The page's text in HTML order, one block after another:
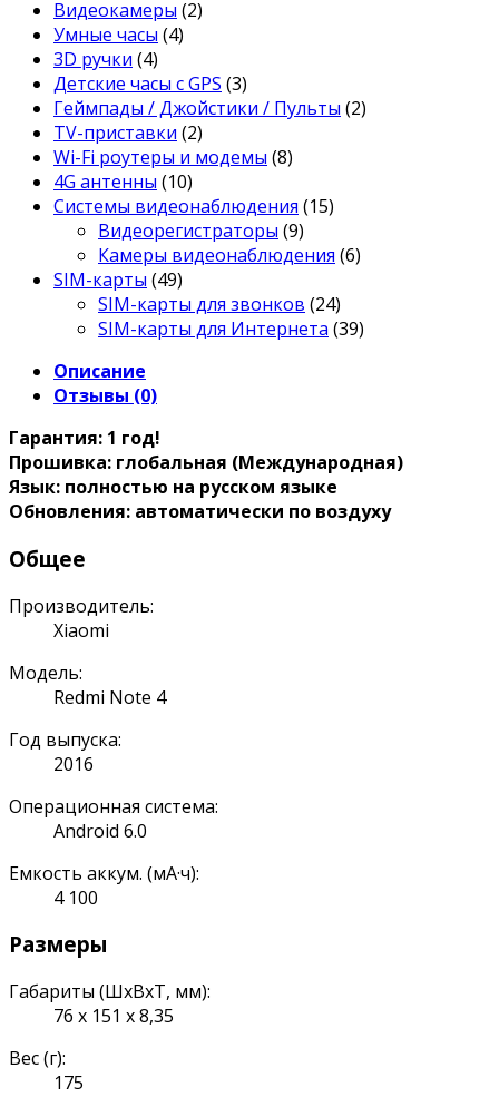
Видеокамеры (2)
Умные часы (4)
3D ручки (4)
Детские часы с GPS (3)
Геймпады / Джойстики / Пульты (2)
TV-приставки (2)
Wi-Fi роутеры и модемы (8)
4G антенны (10)
Системы видеонаблюдения (15)
Видеорегистраторы (9)
Камеры видеонаблюдения (6)
SIM-карты (49)
SIM-карты для звонков (24)
SIM-карты для Интернета (39)
Описание
Отзывы (0)
Гарантия: 1 год!
Прошивка: глобальная (Международная)
Язык: полностью на русском языке
Обновления: автоматически по воздуху
Общее
Производитель:
Xiaomi
Модель:
Redmi Note 4
Год выпуска:
2016
Операционная система:
Android 6.0
Емкость аккум. (мА·ч):
4 100
Размеры
Габариты (ШхВхТ, мм):
76 x 151 x 8,35
Вес (г):
175